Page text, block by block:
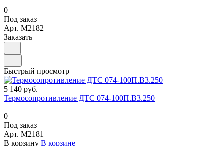
0
Под заказ
Арт. M2182
Заказать
Быстрый просмотр
5 140 руб.
Термосопротивление ДТС 074-100П.В3.250
0
Под заказ
Арт. M2181
В корзину В корзине